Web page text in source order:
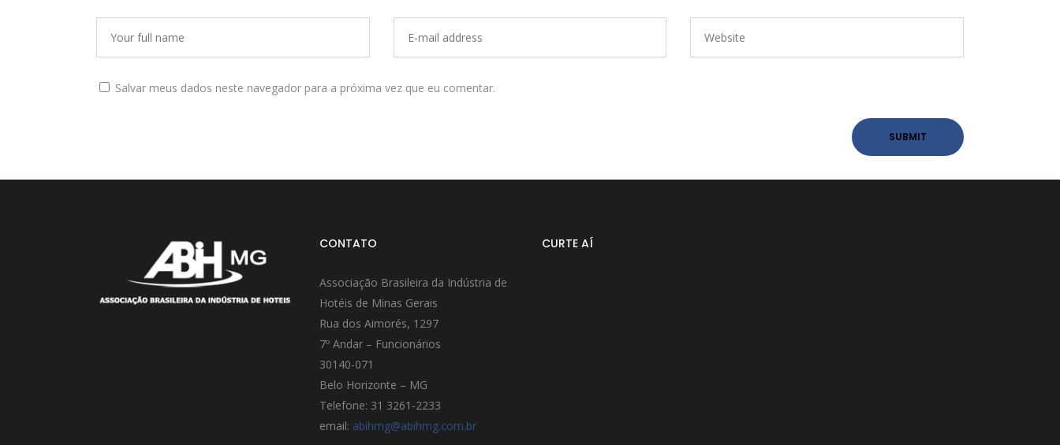
Salvar meus dados neste navegador para a próxima vez que eu comentar.
CONTATO
Associação Brasileira da Indústria de
Hotéis de Minas Gerais
Rua dos Aimorés, 1297
7º Andar – Funcionários
30140-071
Belo Horizonte – MG
Telefone: 31 3261-2233
email: abihmg@abihmg.com.br
CURTE AÍ